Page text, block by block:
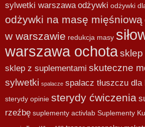
sylwetki warszawa odżywki odżywki
odżywki na masę mięśniową
w warszawie redukcja masy
warszawa ochotasklep
sklep z suplementami skuteczne
sylwetki spalacze spalacz tłuszczu dla
sterydy opinie sterydy ćwiczenia
rzeźbę suplementy activlab Suplementy